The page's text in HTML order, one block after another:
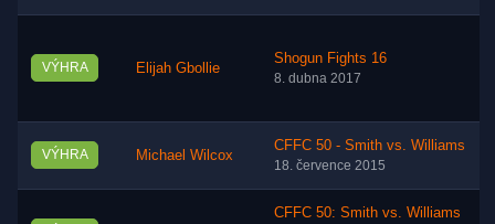
VÝHRA Elijah Gbollie
Shogun Fights 16
8. dubna 2017
VÝHRA Michael Wilcox
CFFC 50 - Smith vs. Williams
18. července 2015
CFFC 50: Smith vs. Williams